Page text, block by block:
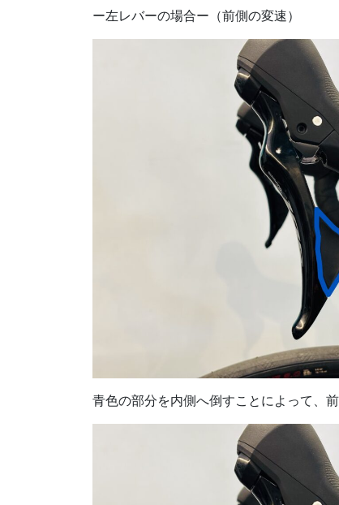
ー左レバーの場合ー（前側の変速）
青色の部分を内側へ倒すことによって、